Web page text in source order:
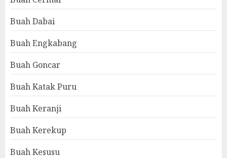
Buah Dabai
Buah Engkabang
Buah Goncar
Buah Katak Puru
Buah Keranji
Buah Kerekup
Buah Kesusu